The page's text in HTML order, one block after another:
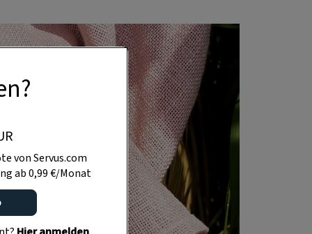
von Servus.com
ab 0,99 €/Monat